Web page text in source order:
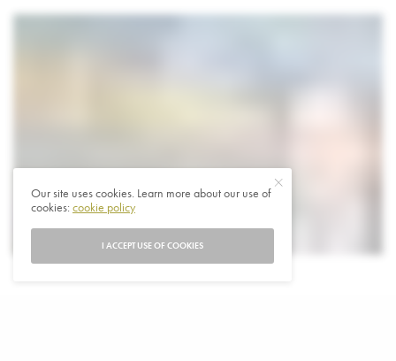
Our site uses cookies. Learn more about our use of
cookies:cookie policy
I ACCEPT USE OF COOKIES